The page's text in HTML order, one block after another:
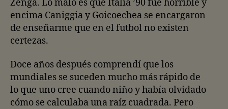
Zenga. Lo malo es que Italia ’90 fue horrible y
encima Caniggia y Goicoechea se encargaron
de enseñarme que en el futbol no existen
certezas.
Doce años después comprendí que los
mundiales se suceden mucho más rápido de
lo que uno cree cuando niño y había olvidado
cómo se calculaba una raíz cuadrada. Pero